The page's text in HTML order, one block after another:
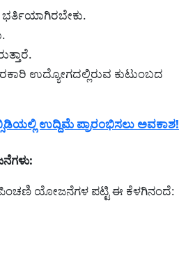
ಭರ್ತಿಯಾಗಿರಬೇಕು.
ಉದ್ಯೋಗದಲ್ಲಿರುವ ಕುಟುಂಬದ
ಉದ್ದಿಮೆ ಪ್ರಾರಂಭಿಸಲು ಅವಕಾಶ!
ಯೋಜನೆಗಳ ಪಟ್ಟಿ ಈ ಕೆಳಗಿನಂದೆ: